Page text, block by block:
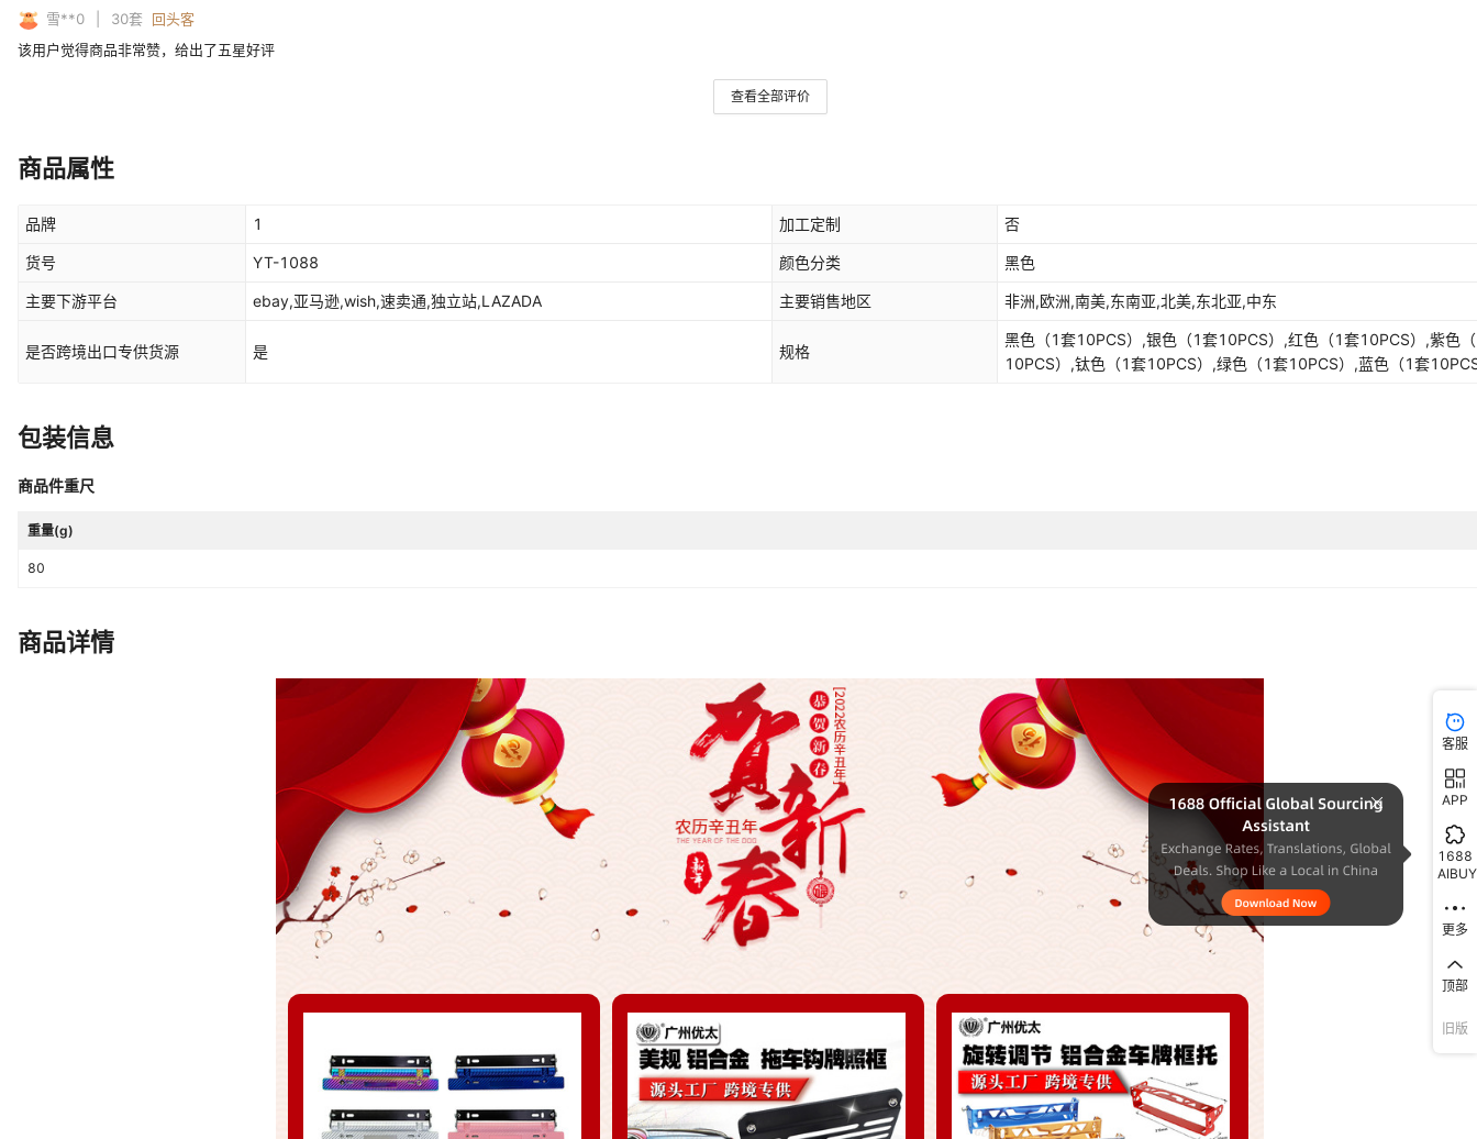
雪**0 30套
回头客
该用户觉得商品非常赞，给出了五星好评
查看全部评价
商品属性
品牌 1 加工定制 否
货号 YT-1088 颜色分类 黑色
主要下游平台 ebay,亚马逊,wish,速卖通,独立站,LAZADA 主要销售地区 非洲,欧洲,南美,东南亚,北美,东北亚,中东
是否跨境出口专供货源 是 规格
黑色（1套10PCS）,银色（1套10PCS）,红色（1套10PCS）,紫色
10PCS）,钛色（1套10PCS）,绿色（1套10PCS）,蓝色（1套
包装信息
商品件重尺
重量(g)
80
商品详情
客服
APP
1688
AIBUY
更多
顶部
旧版